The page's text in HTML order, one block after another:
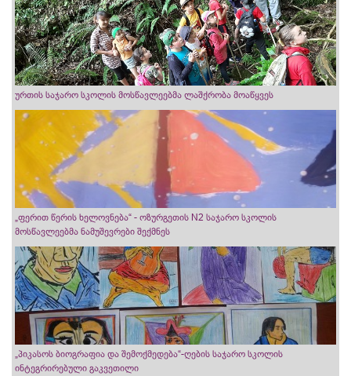
ურთის საჯარო სკოლის მოსწავლეებმა ლაშქრობა მოაწყვეს
„ფერით წერის ხელოვნება“ - ოზურგეთის N2 საჯარო სკოლის
მოსწავლეებმა ნამუშევრები შექმნეს
„პიკასოს ბიოგრაფია და შემოქმედება“-ღების საჯარო სკოლის
ინტეგრირებული გაკვეთილი